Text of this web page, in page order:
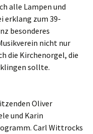
alle Lampen und
erklang zum 39-
besonderes
nicht nur
die Kirchenorgel, die
sollte.
Oliver
und Karin
Carl Wittrocks